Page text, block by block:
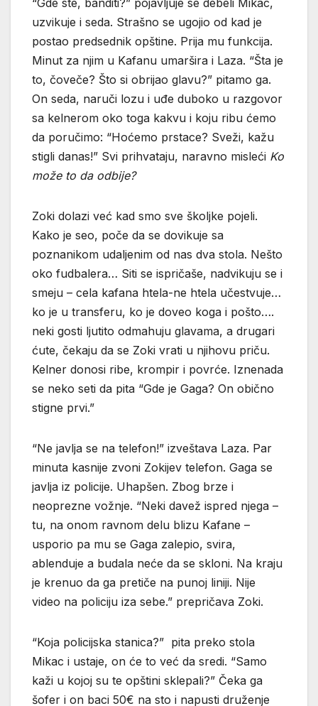
uzvikuje i seda. Strašno se ugojio od kad je
postao predsednik opštine. Prija mu funkcija.
Minut za njim u Kafanu umaršira i Laza. “Šta je
to, čoveče? Što si obrijao glavu?” pitamo ga.
On seda, naruči lozu i uđe duboko u razgovor
sa kelnerom oko toga kakvu i koju ribu ćemo
da poručimo: “Hoćemo prstace? Sveži, kažu
stigli danas!” Svi prihvataju, naravno misleći Ko
može to da odbije?
Zoki dolazi već kad smo sve školjke pojeli.
Kako je seo, poče da se dovikuje sa
poznanikom udaljenim od nas dva stola. Nešto
oko fudbalera… Siti se ispričaše, nadvikuju se i
smeju – cela kafana htela-ne htela učestvuje…
ko je u transferu, ko je doveo koga i pošto….
neki gosti ljutito odmahuju glavama, a drugari
ćute, čekaju da se Zoki vrati u njihovu priču.
Kelner donosi ribe, krompir i povrće. Iznenada
se neko seti da pita “Gde je Gaga? On obično
stigne prvi.”
“Ne javlja se na telefon!” izveštava Laza. Par
minuta kasnije zvoni Zokijev telefon. Gaga se
javlja iz policije. Uhapšen. Zbog brze i
neoprezne vožnje. “Neki davež ispred njega –
tu, na onom ravnom delu blizu Kafane –
usporio pa mu se Gaga zalepio, svira,
ablenduje a budala neće da se skloni. Na kraju
je krenuo da ga pretiče na punoj liniji. Nije
video na policiju iza sebe.” prepričava Zoki.
“Koja policijska stanica?” pita preko stola
Mikac i ustaje, on će to već da sredi. “Samo
kaži u kojoj su te opštini sklepali?” Čeka ga
šofer i on baci 50€ na sto i napusti druženje